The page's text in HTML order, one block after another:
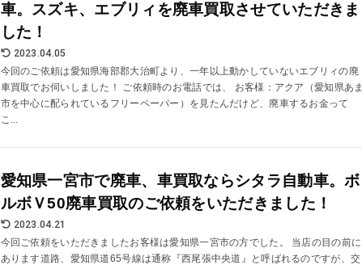
車。スズキ、エブリィを廃車買取させていただきま
した！
2023.04.05
今回のご依頼は愛知県海部郡大治町より、一年以上動かしていないエブリィの廃
車買取でお伺いしました！ ご依頼時のお電話では、 お客様：アクア（愛知県あま
市を中心に配られているフリーペーパー）を見たんだけど、廃車するお金って
こ...
愛知県一宮市で廃車、車買取ならシタラ自動車。ボ
ルボＶ50廃車買取のご依頼をいただきました！
2023.04.21
今回ご依頼をいただきましたお客様は愛知県一宮市の方でした。 当店の目の前に
あります道路、愛知県道65号線は通称『西尾張中央道』と呼ばれるのですが、交